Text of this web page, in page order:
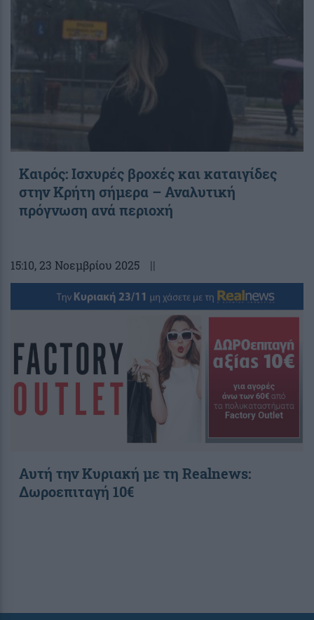
Καιρός: Ισχυρές βροχές και καταιγίδες
στην Κρήτη σήμερα – Αναλυτική
πρόγνωση ανά περιοχή
15:10, 23 Νοεμβρίου 2025 ||
Αυτή την Κυριακή με τη Realnews:
Δωροεπιταγή 10€